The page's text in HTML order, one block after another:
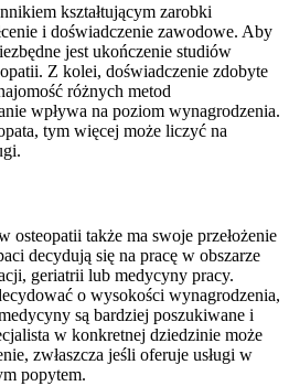
kształtującym zarobki
i doświadczenie zawodowe. Aby
jest ukończenie studiów
Z kolei, doświadczenie zdobyte
różnych metod
wpływa na poziom wynagrodzenia.
tym więcej może liczyć na
osteopatii także ma swoje przełożenie
decydują się na pracę w obszarze
geriatrii lub medycyny pracy.
o wysokości wynagrodzenia,
są bardziej poszukiwane i
w konkretnej dziedzinie może
zwłaszcza jeśli oferuje usługi w
popytem.